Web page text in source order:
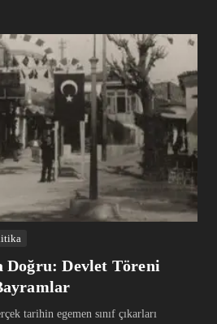
Doğru: Devlet Töreni
tarihin egemen sınıf çıkarları